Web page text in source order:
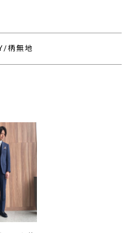
柄無地